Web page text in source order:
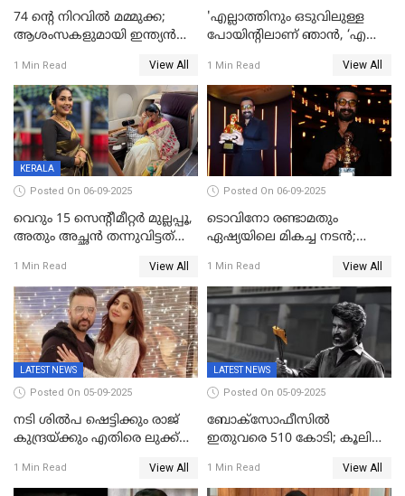
74 ന്റെ നിറവിൽ മമ്മുക്ക;
ആശംസകളുമായി ഇന്ത്യൻ
1 Min Read View All
'എല്ലാത്തിനും ഒടുവിലുള്ള
പോയിന്റിലാണ് ഞാൻ, ‘എന്‍റെ
സ്നേഹിച്ചയാള്‍ തന്നെ
വഞ്ചിച്ചുപോയി’, ലൈവ്
വിഡിയോയിൽ
പൊട്ടിക്കരഞ്ഞ് നടി
1 Min Read View All
KERALA
Posted On 06-09-2025
വെറും 15 സെന്റീമീറ്റര്‍ മുല്ലപ്പൂ,
അതും അച്ഛൻ തന്നുവിട്ടത്
ലക്ഷം രൂപ പിഴ; നവ്യ
28ദിവസത്തിനകം പിഴ
അടയ്ക്കണം
1 Min Read View All
Posted On 06-09-2025
ടൊവിനോ രണ്ടാമതും
ഏഷ്യയിലെ മികച്ച നടന്‍;
പുരസ്‌കാരം
1 Min Read View All
LATEST NEWS
Posted On 05-09-2025
നടി ശിൽപ ഷെട്ടിക്കും രാജ്
കുന്ദ്രയ്ക്കും എതിരെ ലുക്ക്
1 Min Read View All
LATEST NEWS
Posted On 05-09-2025
ബോക്സോഫീസിൽ
ഇതുവരെ 510 കോടി; കൂലി
തീയതി പുറത്ത്
1 Min Read View All